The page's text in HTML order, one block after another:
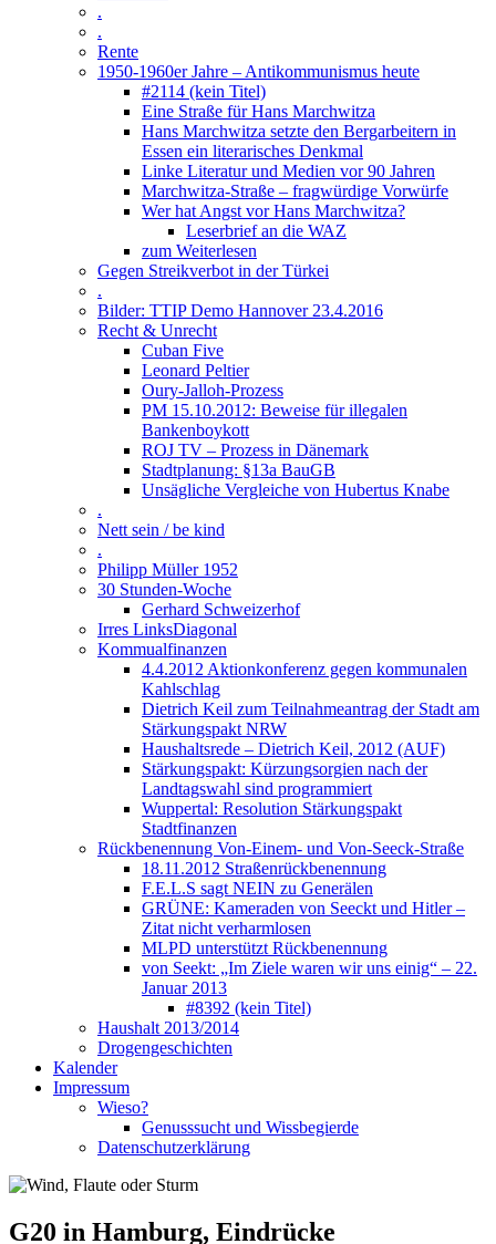
.
.
Rente
1950-1960er Jahre – Antikommunismus heute
#2114 (kein Titel)
Eine Straße für Hans Marchwitza
Hans Marchwitza setzte den Bergarbeitern in
Essen ein literarisches Denkmal
Linke Literatur und Medien vor 90 Jahren
Marchwitza-Straße – fragwürdige Vorwürfe
Wer hat Angst vor Hans Marchwitza?
Leserbrief an die WAZ
zum Weiterlesen
Gegen Streikverbot in der Türkei
.
Bilder: TTIP Demo Hannover 23.4.2016
Recht & Unrecht
Cuban Five
Leonard Peltier
Oury-Jalloh-Prozess
PM 15.10.2012: Beweise für illegalen
Bankenboykott
ROJ TV – Prozess in Dänemark
Stadtplanung: §13a BauGB
Unsägliche Vergleiche von Hubertus Knabe
.
Nett sein / be kind
.
Philipp Müller 1952
30 Stunden-Woche
Gerhard Schweizerhof
Irres LinksDiagonal
Kommualfinanzen
4.4.2012 Aktionkonferenz gegen kommunalen
Kahlschlag
Dietrich Keil zum Teilnahmeantrag der Stadt am
Stärkungspakt NRW
Haushaltsrede – Dietrich Keil, 2012 (AUF)
Stärkungspakt: Kürzungsorgien nach der
Landtagswahl sind programmiert
Wuppertal: Resolution Stärkungspakt
Stadtfinanzen
Rückbenennung Von-Einem- und Von-Seeck-Straße
18.11.2012 Straßenrückbenennung
F.E.L.S sagt NEIN zu Generälen
GRÜNE: Kameraden von Seeckt und Hitler –
Zitat nicht verharmlosen
MLPD unterstützt Rückbenennung
von Seekt: „Im Ziele waren wir uns einig“ – 22.
Januar 2013
#8392 (kein Titel)
Haushalt 2013/2014
Drogengeschichten
Kalender
Impressum
Wieso?
Genusssucht und Wissbegierde
Datenschutzerklärung
G20 in Hamburg, Eindrücke